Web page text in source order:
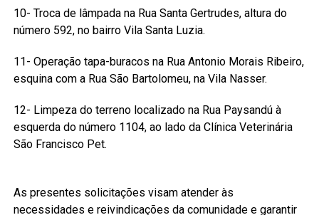
10- Troca de lâmpada na Rua Santa Gertrudes, altura do
número 592, no bairro Vila Santa Luzia.
11- Operação tapa-buracos na Rua Antonio Morais Ribeiro,
esquina com a Rua São Bartolomeu, na Vila Nasser.
12- Limpeza do terreno localizado na Rua Paysandú à
esquerda do número 1104, ao lado da Clínica Veterinária
São Francisco Pet.
As presentes solicitações visam atender às
necessidades e reivindicações da comunidade e garantir